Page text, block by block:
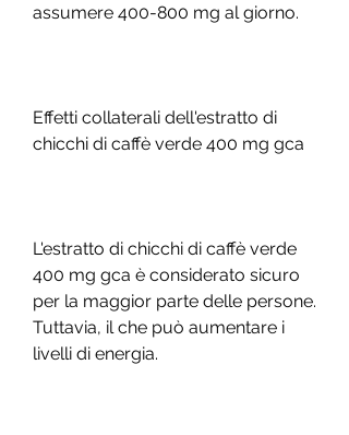
assumere 400-800 mg al giorno.
Effetti collaterali dell'estratto di
chicchi di caffè verde 400 mg gca
L'estratto di chicchi di caffè verde
400 mg gca è considerato sicuro
per la maggior parte delle persone.
Tuttavia, il che può aumentare i
livelli di energia.